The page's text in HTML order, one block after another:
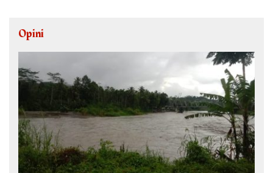
Opini